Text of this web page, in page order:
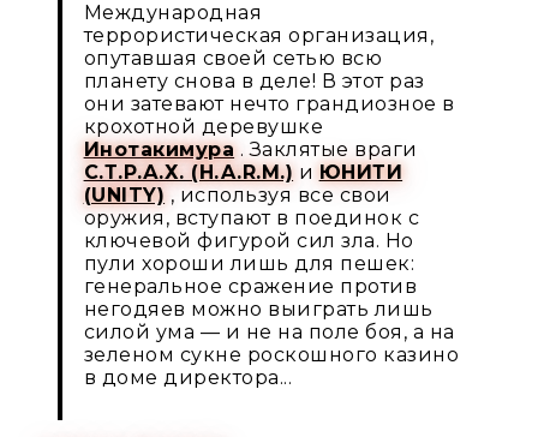
Международная
террористическая организация,
опутавшая своей сетью всю
планету снова в деле! В этот раз
они затевают нечто грандиозное в
крохотной деревушке
Инотакимура. Заклятые враги
С.Т.Р.А.Х. (H.A.R.M.) и ЮНИТИ
(UNITY) , используя все свои
оружия, вступают в поединок с
ключевой фигурой сил зла. Но
пули хороши лишь для пешек:
генеральное сражение против
негодяев можно выиграть лишь
силой ума — и не на поле боя, а на
зеленом сукне роскошного казино
в доме директора...